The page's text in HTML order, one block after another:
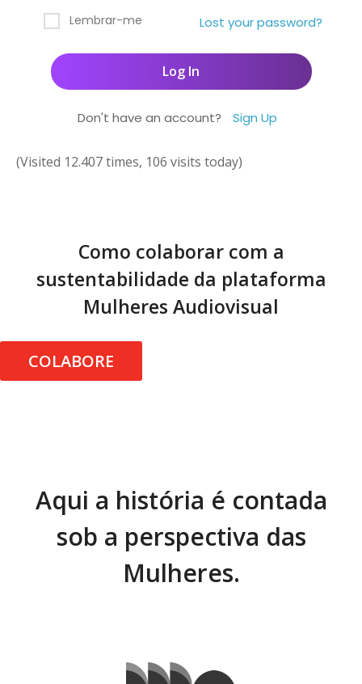
Lembrar-me Lost your password?
Don't have an account? Sign Up
(Visited 12.407 times, 106 visits today)
Como colaborar com a
sustentabilidade da plataforma
Mulheres Audiovisual
COLABORE
Aqui a história é contada
sob a perspectiva das
Mulheres.